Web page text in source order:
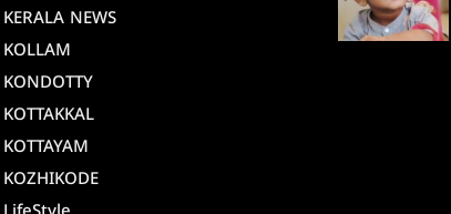
KERALA NEWS
KOLLAM
KONDOTTY
KOTTAKKAL
KOTTAYAM
KOZHIKODE